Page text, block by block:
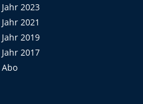
Jahr 2023
Jahr 2021
Jahr 2019
Jahr 2017
Abo